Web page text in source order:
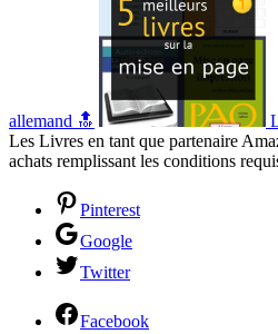
allemand 🔝
Les Livres en tant que partenaire
achats remplissant les conditions
Pinterest
Google
Twitter
Facebook